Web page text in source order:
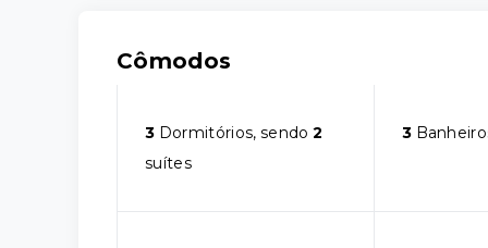
Cômodos
3 Dormitórios, sendo2
suítes
3